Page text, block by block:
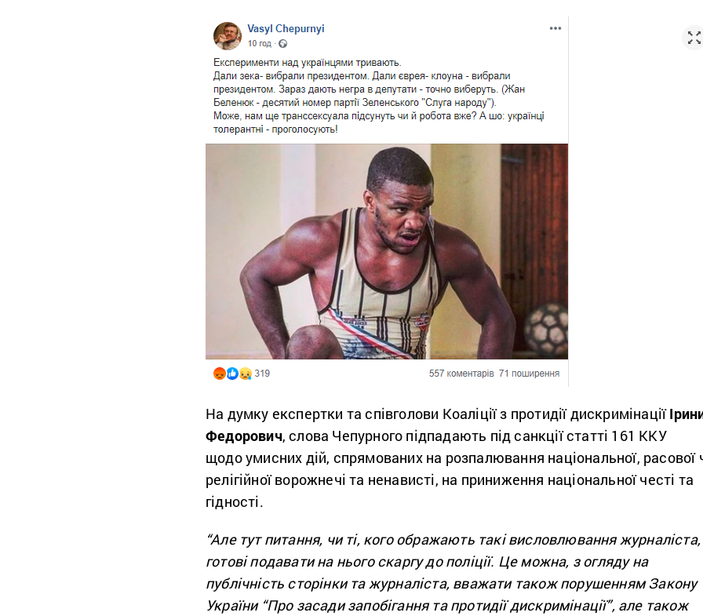
На думку експертки та співголови Коаліції з протидії дискримінації
Федорович, слова Чепурного підпадають під санкції статті 161 ККУ
щодо умисних дій, спрямованих на розпалювання національної, расової
релігійної ворожнечі та ненависті, на приниження національної честі та
гідності.
“Але тут питання, чи ті, кого ображають такі висловлювання журналіста,
готові подавати на нього скаргу до поліції. Це можна, з огляду на
публічність сторінки та журналіста, вважати також порушенням Закону
України “Про засади запобігання та протидії дискримінації”, але також